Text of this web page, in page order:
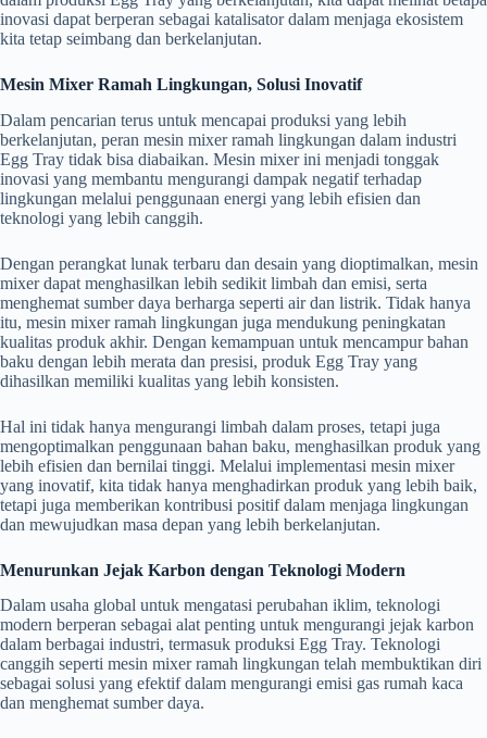
inovasi dapat berperan sebagai katalisator dalam menjaga ekosistem
kita tetap seimbang dan berkelanjutan.
Mesin Mixer Ramah Lingkungan, Solusi Inovatif
Dalam pencarian terus untuk mencapai produksi yang lebih
berkelanjutan, peran mesin mixer ramah lingkungan dalam industri
Egg Tray tidak bisa diabaikan. Mesin mixer ini menjadi tonggak
inovasi yang membantu mengurangi dampak negatif terhadap
lingkungan melalui penggunaan energi yang lebih efisien dan
teknologi yang lebih canggih.
Dengan perangkat lunak terbaru dan desain yang dioptimalkan, mesin
mixer dapat menghasilkan lebih sedikit limbah dan emisi, serta
menghemat sumber daya berharga seperti air dan listrik. Tidak hanya
itu, mesin mixer ramah lingkungan juga mendukung peningkatan
kualitas produk akhir. Dengan kemampuan untuk mencampur bahan
baku dengan lebih merata dan presisi, produk Egg Tray yang
dihasilkan memiliki kualitas yang lebih konsisten.
Hal ini tidak hanya mengurangi limbah dalam proses, tetapi juga
mengoptimalkan penggunaan bahan baku, menghasilkan produk yang
lebih efisien dan bernilai tinggi. Melalui implementasi mesin mixer
yang inovatif, kita tidak hanya menghadirkan produk yang lebih baik,
tetapi juga memberikan kontribusi positif dalam menjaga lingkungan
dan mewujudkan masa depan yang lebih berkelanjutan.
Menurunkan Jejak Karbon dengan Teknologi Modern
Dalam usaha global untuk mengatasi perubahan iklim, teknologi
modern berperan sebagai alat penting untuk mengurangi jejak karbon
dalam berbagai industri, termasuk produksi Egg Tray. Teknologi
canggih seperti mesin mixer ramah lingkungan telah membuktikan diri
sebagai solusi yang efektif dalam mengurangi emisi gas rumah kaca
dan menghemat sumber daya.